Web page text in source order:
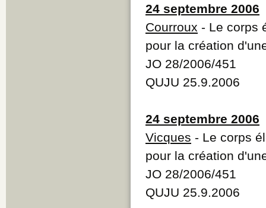
24 septembre 2006
Courroux - Le corps
pour la création
JO 28/2006/451
QUJU 25.9.2006
24 septembre 2006
Vicques - Le corps
pour la création
JO 28/2006/451
QUJU 25.9.2006